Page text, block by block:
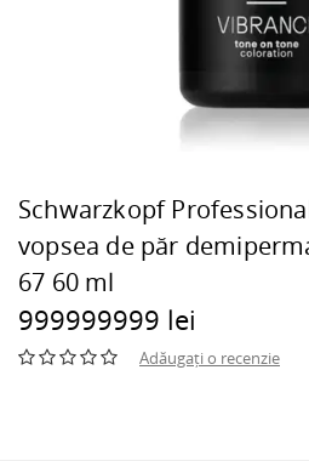
Schwarzkopf
vopsea de păr
67 60 ml
999999999 lei
Adăugați o recenzie